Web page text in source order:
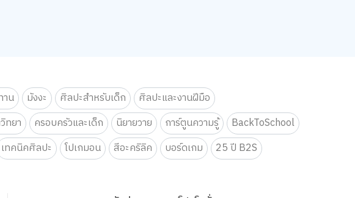
าน มังงะ ศิลปะสำหรับเด็ก
ศิลปะและงานฝีมือ
ทยา ครอบครัวและเด็ก นิยายวาย การ์ตูนความรู้
BackToSchool
เทคนิคศิลปะ โปเกมอน สีอะคริลิค บอร์ดเกม 25 ปี B2S